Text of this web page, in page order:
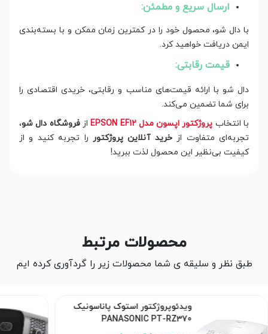
ارسال سریع و مطمئن:
با دال شو، محصول خود را در کمترین زمان ممکن و با بسته‌بندی
ایمن دریافت خواهید کرد.
قیمت رقابتی:
دال شو با ارائه قیمت‌های مناسب و رقابتی، خریدی اقتصادی را
برای شما تضمین می‌کند.
با انتخاب پروژکتور اپسون مدل EPSON EF12 ازفروشگاه دال شو،
تجربه‌ای متفاوت ازخرید آنلاین پروژکتور را تجربه کنید و از
کیفیت بی‌نظیر این محصول لذت ببرید!
محصولات مرتبط
طبق نظر و سلیقه ی شما محصولات زیر را گردآوری کرده ایم
ویدئوپروژکتور اینفو پارسه Info
Parse P1800